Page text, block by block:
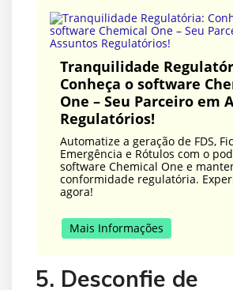
Tranquilidade
Conheça o software
One – Seu Parceiro em
Regulatórios!
Automatize a geração de FDS,
Emergência e Rótulos com o
software Chemical One e
conformidade regulatória.
agora!
Mais Informações
5. Desconfie de